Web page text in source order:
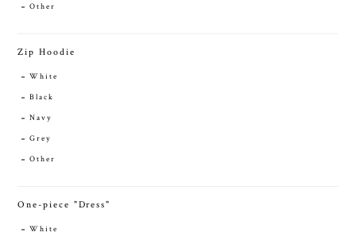
Other
Zip Hoodie
White
Black
Navy
Grey
Other
One-piece "Dress"
White